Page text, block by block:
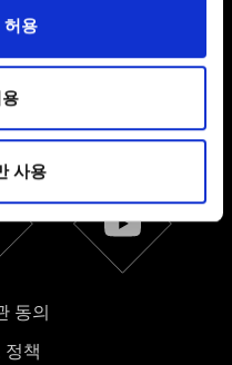
로 이용하기 위해
용자의 웹사이트 이용
. 예를 들어, 소셜
우, 사용자의 선호도를
파트너와 공유할 수도
로 쿠키를 사용할
입니다.
관련 설정은 아래의
허용
사용
속
동의
책